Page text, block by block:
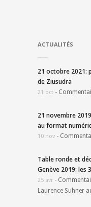
ACTUALITÉS
21 octobre 2021:
de Ziusudra
21 oct -
21 novembre
au format
10 nov -
Table ronde et
Genève 2019: les
25 avr -
Laurence Suhner